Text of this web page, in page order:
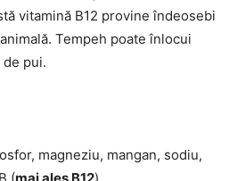
vitamină B12 provine îndeosebi
Tempeh poate înlocui
pui.
magneziu, mangan, sodiu,
(mai ales B12)